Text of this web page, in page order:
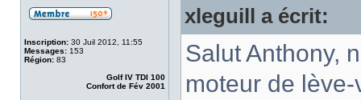
Inscription: 30 Juil 2012, 11:55
Messages: 153
Région: 83
Golf IV TDI 100
Confort de Fév 2001
xleguill a écrit:
Salut Anthony,
moteur de